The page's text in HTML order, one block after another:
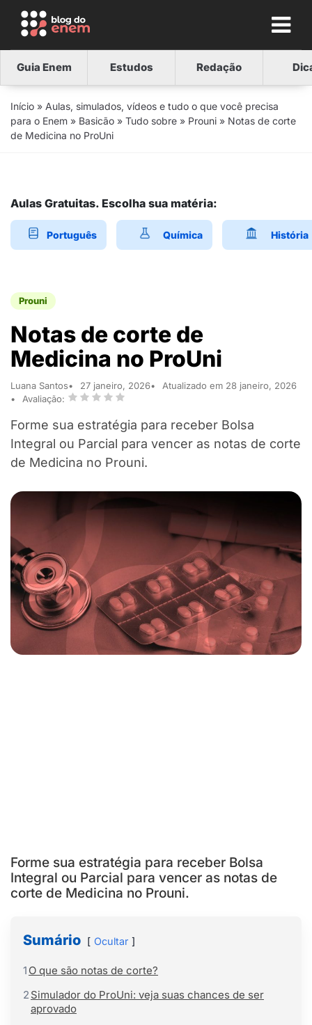
Guia Enem Estudos Redação
Início » Aulas, simulados, vídeos e tudo o que você precisa
para o Enem » Basicão » Tudo sobre » Prouni » Notas de corte
de Medicina no ProUni
Aulas Gratuitas. Escolha sua matéria:
Português Química História
Prouni
Notas de corte de
Medicina no ProUni
Luana Santos 27 janeiro, 2026
Atualizado em 28 janeiro, 2026
Avaliação:
Forme sua estratégia para receber Bolsa
Integral ou Parcial para vencer as notas de corte
de Medicina no Prouni.
Forme sua estratégia para receber Bolsa
Integral ou Parcial para vencer as notas de
corte de Medicina no Prouni.
Sumário Ocultar
1 O que são notas de corte?
2 Simulador do ProUni: veja suas chances de ser
aprovado